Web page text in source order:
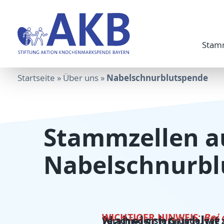
Startseite » Über uns» Nabelschnurblutspende
Stammzellen
WICHTIGER HINWEIS:Bei
Verschiedenste Gründe,